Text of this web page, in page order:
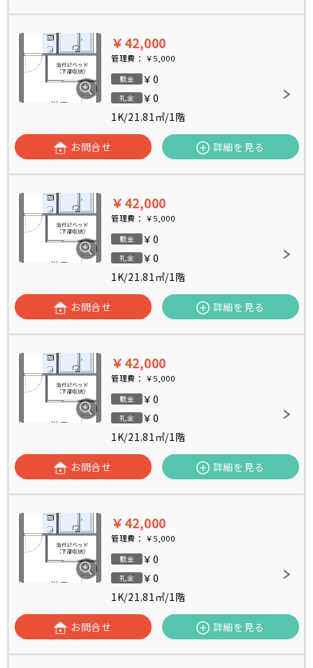
￥42,000
管理費： ￥5,000
敷金 ￥0
礼金
￥0
1K/21.81㎡/1階
お問合せ 詳細を見る
￥42,000
管理費： ￥5,000
敷金 ￥0
礼金
￥0
1K/21.81㎡/1階
お問合せ 詳細を見る
￥42,000
管理費： ￥5,000
敷金 ￥0
礼金
￥0
1K/21.81㎡/1階
お問合せ 詳細を見る
￥42,000
管理費： ￥5,000
敷金 ￥0
礼金
￥0
1K/21.81㎡/1階
お問合せ 詳細を見る